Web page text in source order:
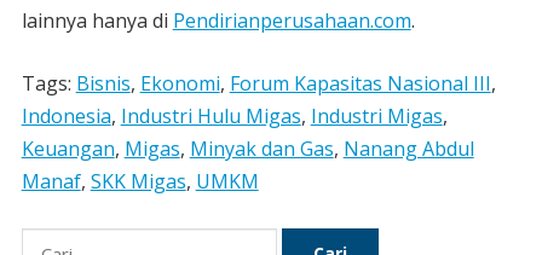
lainnya hanya di Pendirianperusahaan.com.
Tags: Bisnis, Ekonomi, Forum Kapasitas Nasional III,
Indonesia, Industri Hulu Migas, Industri Migas,
Keuangan, Migas, Minyak dan Gas, Nanang Abdul
Manaf, SKK Migas, UMKM
Cari